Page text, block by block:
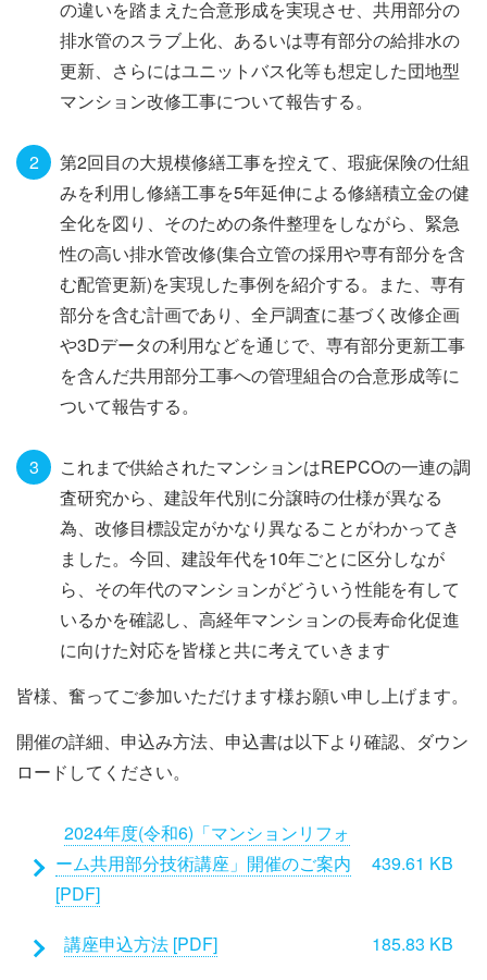
の違いを踏まえた合意形成を実現させ、共用部分の
排水管のスラブ上化、あるいは専有部分の給排水の
更新、さらにはユニットバス化等も想定した団地型
マンション改修工事について報告する。
第2回目の大規模修繕工事を控えて、瑕疵保険の仕組
みを利用し修繕工事を5年延伸による修繕積立金の健
全化を図り、そのための条件整理をしながら、緊急
性の高い排水管改修(集合立管の採用や専有部分を含
む配管更新)を実現した事例を紹介する。また、専有
部分を含む計画であり、全戸調査に基づく改修企画
や3Dデータの利用などを通じで、専有部分更新工事
を含んだ共用部分工事への管理組合の合意形成等に
ついて報告する。
これまで供給されたマンションはREPCOの一連の調
査研究から、建設年代別に分譲時の仕様が異なる
為、改修目標設定がかなり異なることがわかってき
ました。今回、建設年代を10年ごとに区分しなが
ら、その年代のマンションがどういう性能を有して
いるかを確認し、高経年マンションの長寿命化促進
に向けた対応を皆様と共に考えていきます
皆様、奮ってご参加いただけます様お願い申し上げます。
開催の詳細、申込み方法、申込書は以下より確認、ダウン
ロードしてください。
2024年度(令和6)「マンションリフォ
ーム共用部分技術講座」開催のご案内
[PDF]
439.61 KB
講座申込方法 [PDF]
185.83 KB